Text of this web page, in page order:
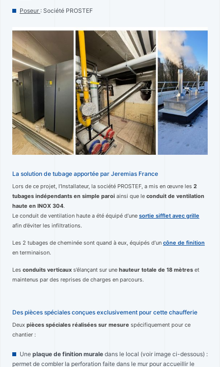
Poseur : Société PROSTEF
La solution de tubage apportée par Jeremias France
Lors de ce projet, l’Installateur, la société PROSTEF, a mis en œuvre les 2
tubages indépendants en simple paroi ainsi que le conduit de ventilation
haute en INOX 304.
Le conduit de ventilation haute a été équipé d’une sortie sifflet avec grille
afin d’éviter les infiltrations.
Les 2 tubages de cheminée sont quand à eux, équipés d’un cône de finition
en terminaison.
Les conduits verticaux s’élançant sur une hauteur totale de 18 mètres et
maintenus par des reprises de charges en parcours.
Des pièces spéciales conçues exclusivement pour cette chaufferie
Deux pièces spéciales réalisées sur mesure spécifiquement pour ce
chantier :
Une plaque de finition murale dans le local (voir image ci-dessous) :
permet de combler la perforation faite dans le mur pour accueillir le